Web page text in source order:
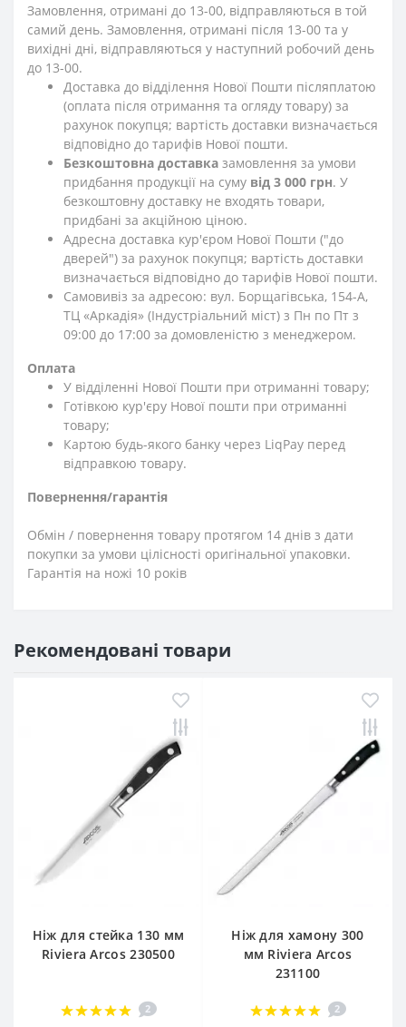
Замовлення, отримані до 13-00, відправляються в той
самий день. Замовлення, отримані після 13-00 та у
вихідні дні, відправляються у наступний робочий день
до 13-00.
Доставка до відділення Нової Пошти післяплатою
(оплата після отримання та огляду товару) за
рахунок покупця; вартість доставки визначається
відповідно до тарифів Нової пошти.
Безкоштовна доставка замовлення за умови
придбання продукції на суму від 3 000 грн. У
безкоштовну доставку не входять товари,
придбані за акційною ціною.
Адресна доставка кур'єром Нової Пошти ("до
дверей") за рахунок покупця; вартість доставки
визначається відповідно до тарифів Нової пошти.
Самовивіз за адресою: вул. Борщагівська, 154-А,
ТЦ «Аркадія» (Індустріальний міст) з Пн по Пт з
09:00 до 17:00 за домовленістю з менеджером.
Оплата
У відділенні Нової Пошти при отриманні товару;
Готівкою кур'єру Нової пошти при отриманні
товару;
Картою будь-якого банку через LiqPay перед
відправкою товару.
Повернення/гарантія
Обмін / повернення товару протягом 14 днів з дати
покупки за умови цілісності оригінальної упаковки.
Гарантія на ножі 10 років
Рекомендовані товари
Ніж для стейка 130 мм
Riviera Arcos 230500
2
Ніж для хамону 300
мм Riviera Arcos
231100
2